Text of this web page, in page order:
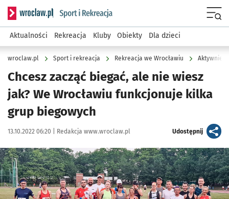
Serwis informacyjny wroclaw.pl podserwis: Sport i rekreacja
Aktualności Rekreacja Kluby Obiekty Dla dzieci
wroclaw.pl Sport i rekreacja Rekreacja we Wrocławiu Aktywnie
Chcesz zacząć biegać, ale nie wiesz
jak? We Wrocławiu funkcjonuje kilka
grup biegowych
Data publikacji:
13.10.2022 06:20 | Autor:
Redakcja www.wroclaw.pl Udostępnijartykuł
Kliknij, aby powiększyć